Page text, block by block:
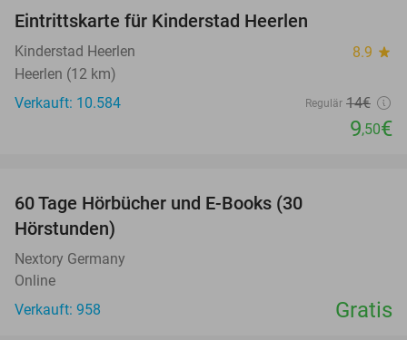
Eintrittskarte für Kinderstad Heerlen
Kinderstad Heerlen 8.9 star
Heerlen (12 km)
Verkauft: 10.584
Regulär 14€
9,50€
60 Tage Hörbücher und E-Books (30
Hörstunden)
Nextory Germany
Online
Verkauft: 958
Gratis